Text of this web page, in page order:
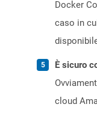
Docker
caso in
È sicuro
cloud